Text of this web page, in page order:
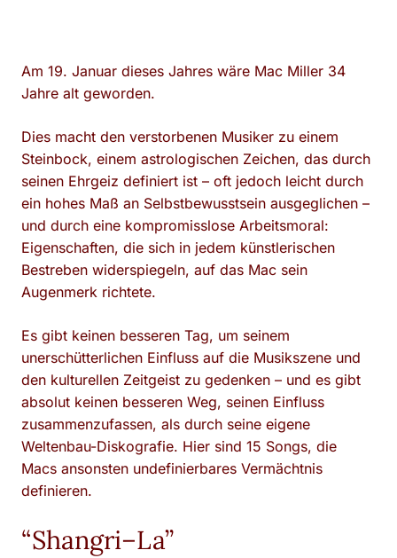
Am 19. Januar dieses Jahres wäre Mac Miller 34
Jahre alt geworden.
Dies macht den verstorbenen Musiker zu einem
Steinbock, einem astrologischen Zeichen, das durch
seinen Ehrgeiz definiert ist – oft jedoch leicht durch
ein hohes Maß an Selbstbewusstsein ausgeglichen –
und durch eine kompromisslose Arbeitsmoral:
Eigenschaften, die sich in jedem künstlerischen
Bestreben widerspiegeln, auf das Mac sein
Augenmerk richtete.
Es gibt keinen besseren Tag, um seinem
unerschütterlichen Einfluss auf die Musikszene und
den kulturellen Zeitgeist zu gedenken – und es gibt
absolut keinen besseren Weg, seinen Einfluss
zusammenzufassen, als durch seine eigene
Weltenbau-Diskografie. Hier sind 15 Songs, die
Macs ansonsten undefinierbares Vermächtnis
definieren.
“Shangri–La”